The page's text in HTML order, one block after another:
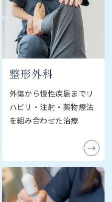
整形外科
外傷から慢性疾患までリ
ハビリ・注射・薬物療法
を組み合わせた治療